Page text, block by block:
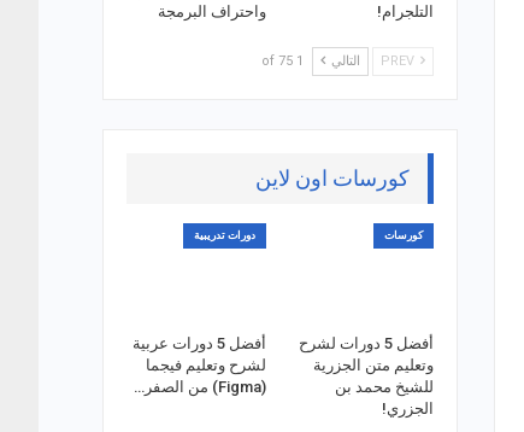
التلجرام!
واحتراف البرمجة
التالي 1 of 75
كورسات اون لاين
كورسات
أفضل 5 دورات لشرح
وتعليم متن الجزرية
للشيخ محمد بن
الجزري!
دورات تدريبية
أفضل 5 دورات عربية
لشرح وتعليم فيجما
(Figma) من الصفر…